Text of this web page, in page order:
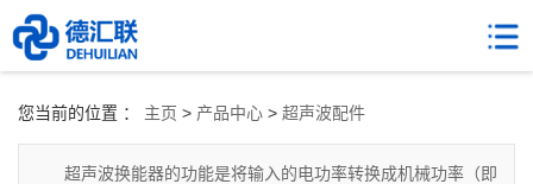
您当前的位置 ： 主页 > 产品中心 > 超声波配件
超声波换能器的功能是将输入的电功率转换成机械功率（即